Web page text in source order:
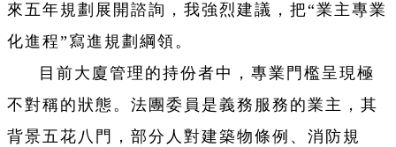
來五年規劃展開諮詢，我強烈建議，把“業主專業
化進程”寫進規劃綱領。
目前大廈管理的持份者中，專業門檻呈現極
不對稱的狀態。法團委員是義務服務的業主，其
背景五花八門，部分人對建築物條例、消防規